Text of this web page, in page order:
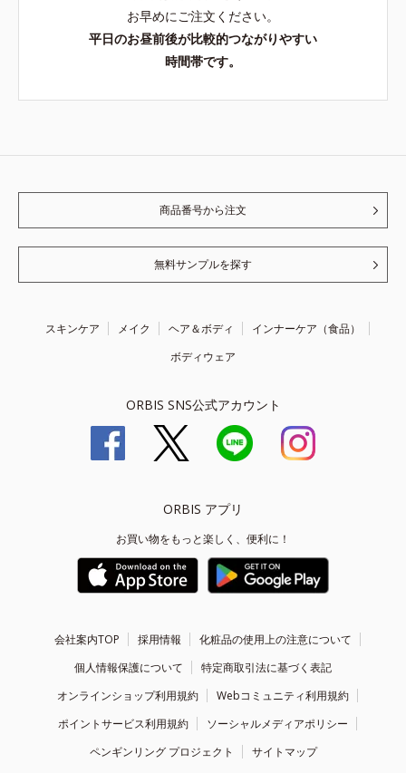
お早めにご注文ください。
平日のお昼前後が比較的つながりやすい
時間帯です。
商品番号から注文
無料サンプルを探す
スキンケア メイク ヘア＆ボディ
インナーケア（食品）
ボディウェア
ORBIS SNS公式アカウント
ORBIS アプリ
お買い物をもっと楽しく、便利に！
会社案内TOP 採用情報
化粧品の使用上の注意について
個人情報保護について
特定商取引法に基づく表記
オンラインショップ利用規約
Webコミュニティ利用規約
ポイントサービス利用規約
ソーシャルメディアポリシー
ペンギンリング プロジェクト
サイトマップ